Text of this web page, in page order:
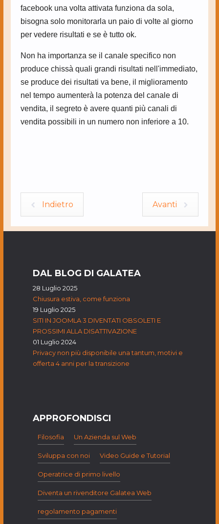
facebook una volta attivata funziona da sola,
bisogna solo monitorarla un paio di volte al giorno
per vedere risultati e se è tutto ok.
Non ha importanza se il canale specifico non
produce chissà quali grandi risultati nell'immediato,
se produce dei risultati va bene, il miglioramento
nel tempo aumenterà la potenza del canale di
vendita, il segreto è avere quanti più canali di
vendita possibili in un numero non inferiore a 10.
Indietro Avanti
DAL BLOG DI GALATEA
28 Luglio 2025
Chiusura estiva, come funziona
19 Luglio 2025
SITI IN JOOMLA 3 DIVENTATI OBSOLETI E
PROSSIMI ALLA DISATTIVAZIONE
01 Luglio 2024
Privacy non più disponibile una tantum, motivi e
offerta 4 anni per la transizione
APPROFONDISCI
Filosofia Un Azienda sul Web
Sviluppa con noi Video Guide e Tutorial
Operatrice di primo livello
Diventa un rivenditore Galatea Web
regolamento pagamenti